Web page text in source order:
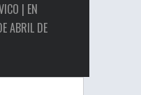
| EN
ABRIL DE